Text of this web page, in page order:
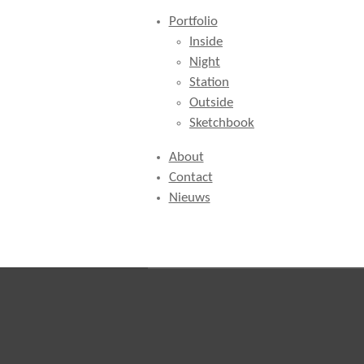
Portfolio
Inside
Night
Station
Outside
Sketchbook
About
Contact
Nieuws